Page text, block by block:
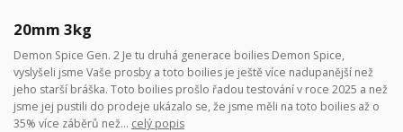
20mm 3kg
Demon Spice Gen. 2 Je tu druhá generace boilies Demon Spice,
vyslyšeli jsme Vaše prosby a toto boilies je ještě více nadupanější než
jeho starší bráška. Toto boilies prošlo řadou testování v roce 2025 a než
jsme jej pustili do prodeje ukázalo se, že jsme měli na toto boilies až o
35% více záběrů než... celý popis